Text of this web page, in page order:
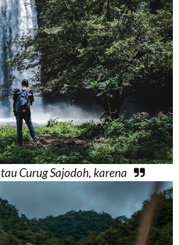
Curug Sajodoh, karena